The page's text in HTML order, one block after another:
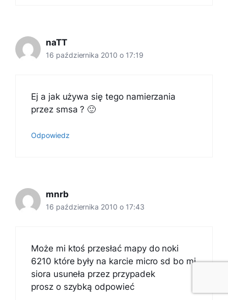
naTT
16 października 2010 o 17:19
Ej a jak używa się tego namierzania
przez smsa ? 🙂
Odpowiedz
mnrb
16 października 2010 o 17:43
Może mi ktoś przesłać mapy do noki
6210 które były na karcie micro sd bo mi
siora usuneła przez przypadek
prosz o szybką odpowieć